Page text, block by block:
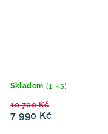
Skladem (1 ks)
7 990 Kč
10 700 Kč